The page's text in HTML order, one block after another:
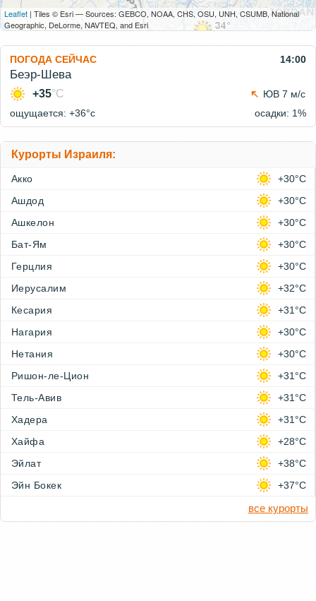
Leaflet | Tiles © Esri — Sources: GEBCO, NOAA, CHS, OSU, UNH, CSUMB, National
Geographic, DeLorme, NAVTEQ, and Esri
ПОГОДА СЕЙЧАС 14:00
Беэр-Шева
+35°C
ЮВ 7 м/с
ощущается: +36°c
осадки: 1%
Курорты Израиля:
Акко
+30°C
Ашдод
+30°C
Ашкелон
+30°C
Бат-Ям
+30°C
Герцлия
+30°C
Иерусалим
+32°C
Кесария
+31°C
Нагария
+30°C
Нетания
+30°C
Ришон-ле-Цион
+31°C
Тель-Авив
+31°C
Хадера
+31°C
Хайфа
+28°C
Эйлат
+38°C
Эйн Бокек
+37°C
все курорты